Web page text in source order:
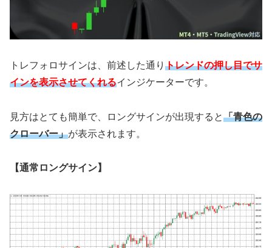
トレフォロサインは、前述した通り トレンドの押し目でサ
インを表示させてくれるインジケーターです。
見方はとても簡単で、ロングサインが出現すると「青色の
クローバー」が表示されます。
【通常ロングサイン】